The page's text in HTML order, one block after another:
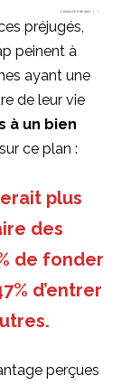
préjugés,
peinent à
ayant une
de leur vie
à un bien
sur ce plan :
plus
des
de fonder
d’entrer
perçues